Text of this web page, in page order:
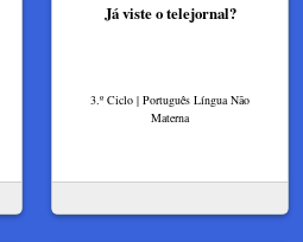
Já viste o telejornal?
3.º Ciclo | Português Língua Não
Materna